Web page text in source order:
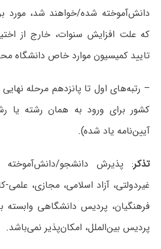
دانش‌آموخته شده/خواهند شد، مورد
که علت افزایش سنوات، خارج از
تایید کمیسیون موارد خاص دانشگاه
– رتبه‌های اول تا پانزدهم مرحله
آیین‌نامه یاد شده).
تذکر: پذیرش دانشجو/دانش‌آموخته
غیردولتی، آزاد اسلامی، مجازی،
فرهنگیان، پردیس دانشگاهی وابسته
پردیس بین‌الملل، امکان‌پذیر نمی‌باشد.